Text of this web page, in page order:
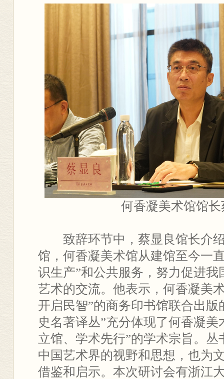
何香凝美术馆馆长
致辞环节中，蔡显良馆长介
馆，何香凝美术馆从建馆至今一
识生产”和公共服务，努力促进
艺术的交流。他表示，何香凝美
开启民智”的商务印书馆联合出版
史名著译丛”充分体现了何香凝美
立馆、学术先行”的学术宗旨。
中国艺术界的视野和思想，也为
借鉴和启示。本次研讨会有浙江